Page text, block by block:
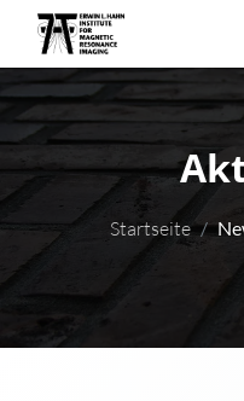
Startseite